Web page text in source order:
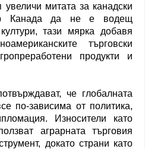
митата за канадски
Канада да не е водещ
тази мярка добавя
търговски
продукти и
че глобалната
по-зависима от политика,
Износители като
аграрната търговия
докато страни като